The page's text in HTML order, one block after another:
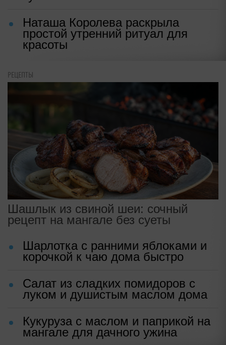
Наташа Королева раскрыла
простой утренний ритуал для
красоты
РЕЦЕПТЫ
Шашлык из свиной шеи: сочный
рецепт на мангале без суеты
Шарлотка с ранними яблоками и
корочкой к чаю дома быстро
Салат из сладких помидоров с
луком и душистым маслом дома
Кукуруза с маслом и паприкой на
мангале для дачного ужина